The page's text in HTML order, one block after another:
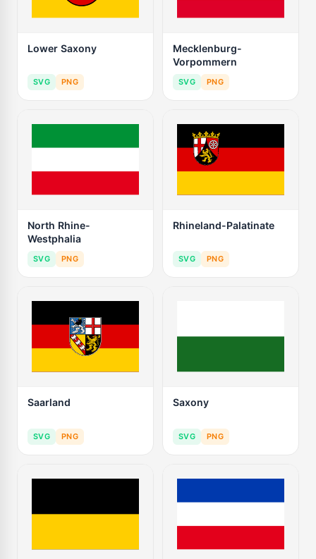
Lower Saxony
SVG PNG
Mecklenburg-
Vorpommern
SVG PNG
North Rhine-
Westphalia
SVG PNG
Rhineland-Palatinate
SVG PNG
Saarland
SVG PNG
Saxony
SVG PNG